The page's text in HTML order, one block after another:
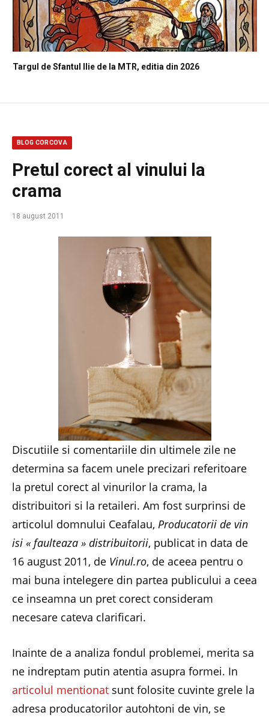
Targul de Sfantul Ilie de la MTR, editia din 2026
BLOG CORCOVA
Pretul corect al vinului la
crama
18 august 2011
Discutiile si comentariile din ultimele zile ne
determina sa facem unele precizari referitoare
la pretul corect al vinurilor la crama, la
distribuitori si la retaileri. Am fost surprinsi de
articolul domnului Ceafalau, Producatorii de vin
isi « faulteaza » distribuitorii, publicat in data de
16 august 2011, de Vinul.ro, de aceea pentru o
mai buna intelegere din partea publicului a ceea
ce inseamna un pret corect consideram
necesare cateva clarificari.
Inainte de a analiza fondul problemei, merita sa
ne indreptam putin atentia asupra formei. In
articolul mentionat sunt folosite cuvinte grele la
adresa producatorilor autohtoni de vin, se